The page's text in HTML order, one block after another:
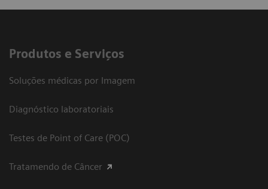
Produtos e Serviços
Soluções médicas por Imagem
Diagnóstico laboratoriais
Testes de Point of Care (POC)
Tratamendo de Câncer